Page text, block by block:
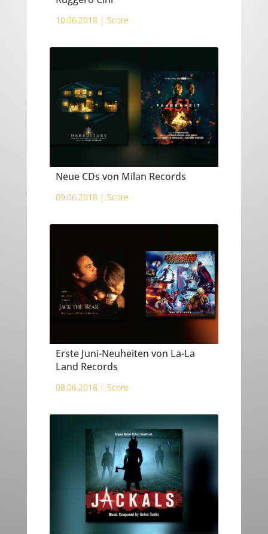
10.06.2018 | Score
Neue CDs von Milan Records
09.06.2018 | Score
Erste Juni-Neuheiten von La-La
Land Records
08.06.2018 | Score